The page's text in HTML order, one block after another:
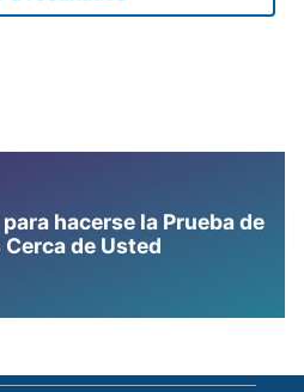
hacerse la Prueba de
de Usted